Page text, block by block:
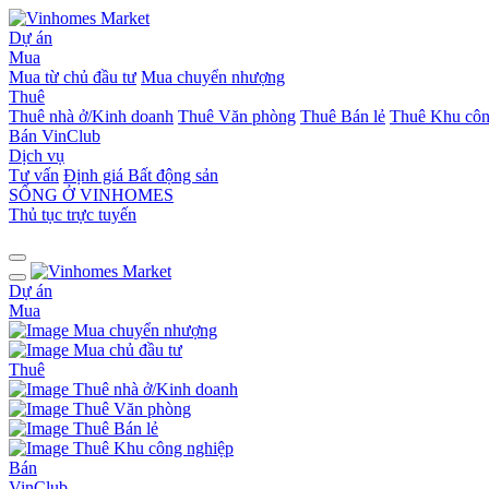
Dự án
Mua
Mua từ chủ đầu tư Mua chuyển nhượng
Thuê
Thuê nhà ở/Kinh doanh Thuê Văn phòng Thuê Bán lẻ Thuê Khu
Bán VinClub
Dịch vụ
Tư vấn Định giá Bất động sản
SỐNG Ở VINHOMES
Thủ tục trực tuyến
Dự án
Mua
Mua chuyển nhượng
Mua chủ đầu tư
Thuê
Thuê nhà ở/Kinh doanh
Thuê Văn phòng
Thuê Bán lẻ
Thuê Khu công nghiệp
Bán